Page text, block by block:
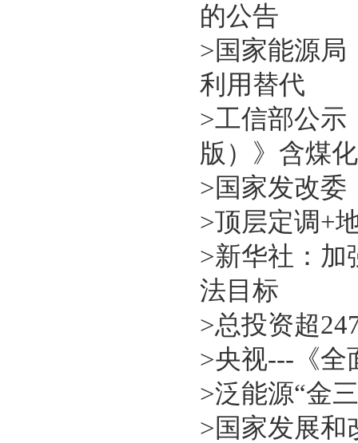
的公告
>国家能源
利用替代
>工信部公示
版）》含煤
>国家发改委
>顶层定调+
>新华社：加
法目标
>总投资超
>央视---《全
>泛能源“金
>国家发展和